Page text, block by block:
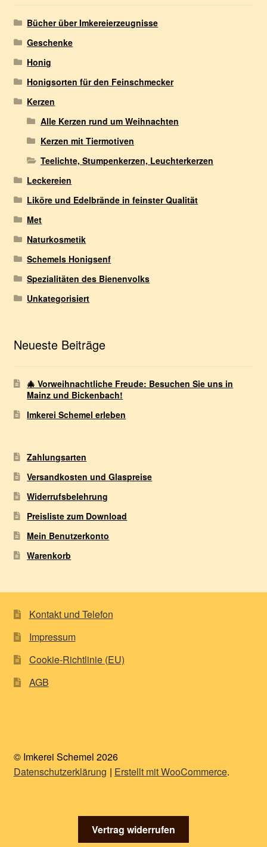
Bücher über Imkereierzeugnisse
Geschenke
Honig
Honigsorten für den Feinschmecker
Kerzen
Alle Kerzen rund um Weihnachten
Kerzen mit Tiermotiven
Teelichte, Stumpenkerzen, Leuchterkerzen
Leckereien
Liköre und Edelbrände in feinster Qualität
Met
Naturkosmetik
Schemels Honigsenf
Spezialitäten des Bienenvolks
Unkategorisiert
Neueste Beiträge
🎄 Vorweihnachtliche Freude: Besuchen Sie uns in
Mainz und Bickenbach!
Imkerei Schemel erleben
Zahlungsarten
Versandkosten und Glaspreise
Widerrufsbelehrung
Preisliste zum Download
Mein Benutzerkonto
Warenkorb
Kontakt und Telefon
Impressum
Cookie-Richtlinie (EU)
AGB
© Imkerei Schemel 2026
Datenschutzerklärung
Erstellt mit WooCommerce.
Vertrag widerrufen